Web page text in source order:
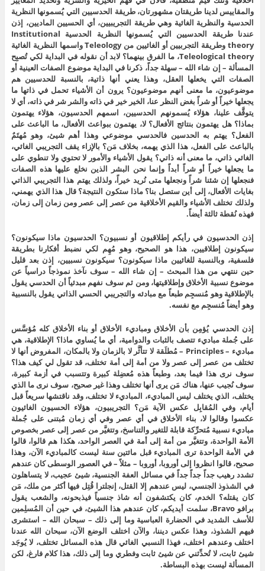
والمقاييس لدينا طريقتان مشهورتان، طريقة الحدسيين التي يُسمونها النظرية
الحدسية والنظرية الغائية وهي طريقة التجريبيين، أي الحسيين الماديين، إذن
عندنا طريقة الحدسيين التي يُسمونها النظرية الحدسية Institutional
theory وطريقة التجربيين أو الغائيين من Teleology واسمها النظرية الغائية
Teleological theory، ما الفرق بينهما؟ لابد أن نقوله في البداية لكي تُصبِح
المسألة – إن شاء الله – سهلة جداً، ذكرنا في البداية موضوع الصفات العينية أو
الصفات التي يخعلها العقل، وهذا يعني أنها ذاتية، بالنسبة للحدسيين هم
موضوعيون، ما معنى أنهم موضوعيون؟ يرون أن الأشياء تحمل في ذاتها ما
يجعلها خيراً أو شراً بغض النظر عنا، الخير خير في ذاته والشر شر في ذاته، أي لا
يتوقَّف علينا، هؤلاء يُسمونهم الحدسيين، اسمهم الحدسيون، هؤلاء يهتمون
بماذا؟ هل يهتمون بنتائج الأفعال؟ لا، يهتمون ببواعث الأفعال، ما الباعث على
الفعل؟ يهتم به الحدسين فالحدسي موضوعي وهذا أهم شيئ، وهو مُهتَمٌ
بالباعث على الفعل، هذا الذي يهمه، بخلاف مَن؟ بالإزاء يقف التجريبي الغائي،
الغائي ذاتي، ما معنى أنه ذاتي؟ يقول الأشياء والأمور لا تحتوي ولا تنطوي على
ما يجعلها خيراً أو شراً أبداً وإنما نحن البشر الذين نخلع عليها هذه الصفات
فنجعلها إن شئنا شراً ونجعلها متى نُريد خيراً، ولذلك يهتم هذا التجريبي الذاتي
بغايات الأفعال، إلى أين ستصل بنا؟ ماذا ستكون النتيجة؟ قال هذا الذي يهمني،
ولذلك تختلف الأشياء والقيم الأخلاقية من عصر إلى عصر ومن زمان إلى زمان،
فهذه نُقطة ثالثة أيضاً.
إذن الحدسيون في رأيكم إطلاقيون أو نسبيون؟ الحدسيون ماذا سيكونون؟
سيكونون إطلاقيين، هذا هو الصحيح، وهو مُهِم لكي نضبط أفكارنا بطريقة
فلسفية، وبالنسبة للغائيين ماذا سيكونون؟ سيكونون نسبيين، إذن بعد قليل
حين ننتهي من هذا المبحث – إن شاء الله – سوف نآخذ نموذجاً دراسياً عن
موضوع نسبية الأخلاق وإطلاقيتها، ومن ثم سوف نفهم مبدئياً أن الحدسي يقول
بالإطلاقية وهو مُنسجِم طبعاً مع مبادئه والتجريبي الحسي الذاتي يقول بالنسبية
وهو أيضاً مُنسجِم مع نفسه.
إذن الحدسي يُؤمِن بأن الأخلاق ومباديء الأخلاق أو بناء الأخلاق كله مُؤسَّس
على جُملة مباديء تتصف بالثبات والدوامية، أي ما يُساوي ماذا؟ الإطلاقية، هي
مباديء – Principles – مُطلَقة لا تتأثَّر لا بالزمان ولا بالمكان، المفروض أنها لا
تختلف من عصر إلى عصر ولا من أمة إلى أمة تختلف، قد تقول لي كيف هذا؟
سوف نرى هذا فيما بعد، وطبعاً هذه مُعضِلة كبيرة وتتسبب في أزمة كبيرة،
سوف نُجيب عنها، هناك مَن يرى أنها تختلف وهذا غير صحيح، سوف نرى ما الذي
يختلف، الذي يختلف ليس المباديء، المباديء لا تختلف، وقد ناقتشها سريعاً قبل
أيام، وفي المُقابِل عكس الآية مَن؟ التجريبيون، هؤلاء الحسيون الغائيون
عكسوا وقالوا لا، بناء الأخلاق في أي عصر وفي أي زمان مُبتنى على جُملة
مباديء نسبية مُتحرِّكة قابلة للتغير والتناسخ، وتتغيَّر من عصر إلى عصر بخصوص
الأمة الواحدة، وتتغيَّر من أمة إلى أمة في العصر الواحد، هكذا هم قالوا، قالوا
في الأمة الواحدة ترى المباديء قبل مائتين سنة ليست كالمباديء الآن، وهذا
صحيح، قالوا انظروا إلى أوروبا، أوروبا – مثلاً – في العصور الوسطى كان عندهم
تشدد رهيب جداً جداً جداً في مسائل العفة الجنسية، شيئ عجيب، لا يتساهلون
في الشذوذ الجنسي، ليس عندهم إلا القتل، إنجلترا قُتِل فيها أكثر من ملك، مَن
كان يقتله؟ الخدم، كان يكتشفون أنه شاذ جنسياً فيذبحونه، والشعب يقول
برافو Bravo، سلمت أيديكم، كان عندهم هذا الشيئ، في حين أن المُسلِمين
للأسف الشديد في الحضارة العباسية وما إلى ذلك – سبحان الله – استشرى
فيهم الشذوذ، وهذا عكس ديننا، والآن اختلف الوضع الآن، سبحان الله عندنا
اختلف وعندهم اختلف، فهذا النسبي الغائي قال هذه المسائل تختلف، لا يُوجَد
شيئ ثابت، لا تُحدِّثني عن شيئ ثابت وفطري وما إلى ذلك، هذا كلام فارغ، لكن
المسألة ليست بهذه البساطة.